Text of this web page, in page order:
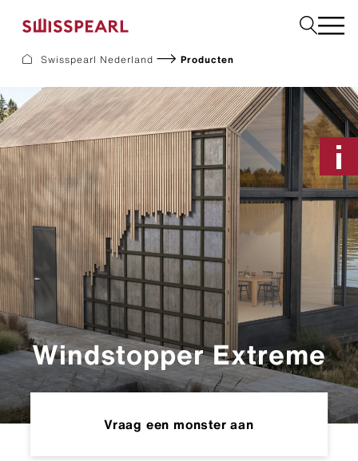
Bedrijf
Services
Inspiratie
Monster aanvragen
Duurzaamheid
Gevel
Dak
Bouw
Interieur
Downloads
Swisspearl Nederland Producten
Windstopper Extreme
Vraag een monster aan